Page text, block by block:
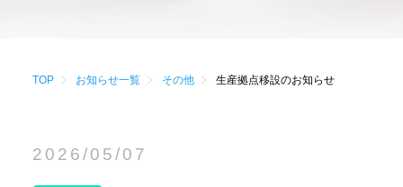
TOP お知らせ一覧 その他 生産拠点移設のお知らせ
2026/05/07